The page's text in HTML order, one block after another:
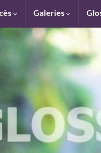
Galeries